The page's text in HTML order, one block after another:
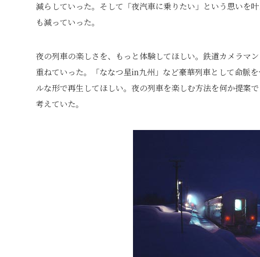
減らしていった。そして「夜汽車に乗りたい」という思いを
も減っていった。
夜の列車の楽しさを、もっと体験してほしい。鉄道カメラマ
重ねていった。「ななつ星in九州」など豪華列車として命脈
ルな形で再生してほしい。夜の列車を楽しむ方法を何か提案
考えていた。